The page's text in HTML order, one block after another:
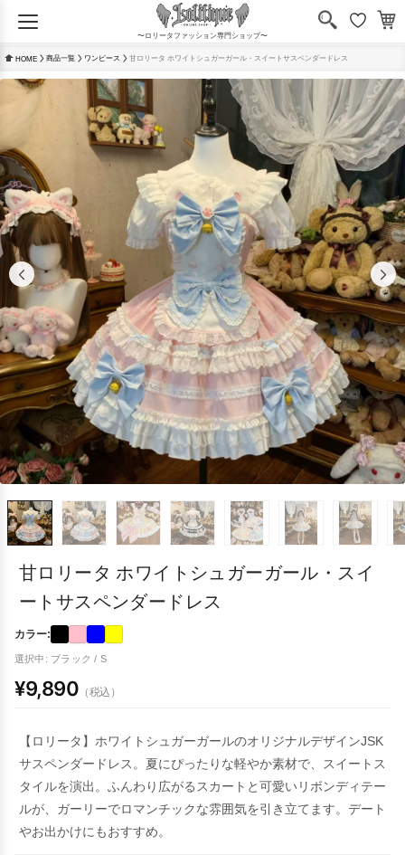
〜ロリータファッション専門ショップ〜
HOME 商品一覧 ワンピース 甘ロリータ ホワイトシュガーガール・スイートサスペンダードレス
甘ロリータ ホワイトシュガーガール・スイ
ートサスペンダードレス
カラー:
選択中: ブラック / S
¥9,890 （税込）
【ロリータ】ホワイトシュガーガールのオリジナルデザインJSK
サスペンダードレス。夏にぴったりな軽やか素材で、スイートス
タイルを演出。ふんわり広がるスカートと可愛いリボンディテー
ルが、ガーリーでロマンチックな雰囲気を引き立てます。デート
やお出かけにもおすすめ。